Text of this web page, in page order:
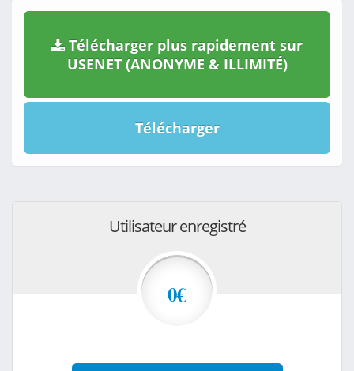
Télécharger plus rapidement sur
USENET (ANONYME & ILLIMITÉ)
Télécharger
Utilisateur enregistré
0€